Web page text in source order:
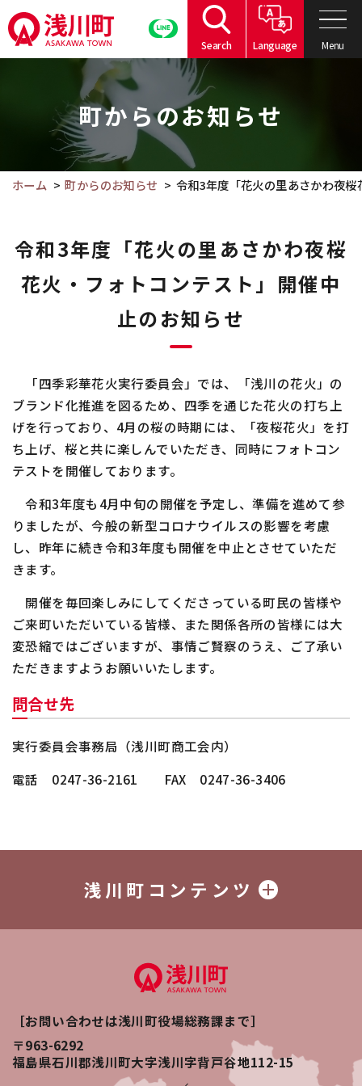
の
ペ
へ
Search Language Menu
文
町からのお知らせ
ホーム 町からのお知らせ 令和3年度「花火の里あさかわ夜
令和3年度「花火の里あさかわ夜桜
花火・フォトコンテスト」開催中
止のお知らせ
「四季彩華花火実行委員会」では、「浅川の花火」の
ブランド化推進を図るため、四季を通じた花火の打ち上
げを行っており、4月の桜の時期には、「夜桜花火」を打
ち上げ、桜と共に楽しんでいただき、同時にフォトコン
テストを開催しております。
令和3年度も4月中旬の開催を予定し、準備を進めて参
りましたが、今般の新型コロナウイルスの影響を考慮
し、昨年に続き令和3年度も開催を中止とさせていただ
きます。
開催を毎回楽しみにしてくださっている町民の皆様や
ご来町いただいている皆様、また関係各所の皆様には大
変恐縮ではございますが、事情ご賢察のうえ、ご了承い
ただきますようお願いいたします。
問合せ先
実行委員会事務局（浅川町商工会内）
電話 0247-36-2161 FAX 0247-36-3406
浅川町コンテンツ
［お問い合わせは浅川町役場総務課まで］
〒963-6292
福島県石川郡浅川町大字浅川字背戸谷地112-15